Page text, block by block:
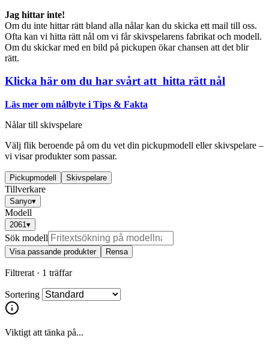
Jag hittar inte!
Om du inte hittar rätt bland alla nålar kan du skicka ett mail till oss.
Ofta kan vi hitta rätt nål om vi får skivspelarens fabrikat och modell.
Om du skickar med en bild på pickupen ökar chansen att det blir
rätt.
Klicka här om du har svårt att hitta rätt nål
Läs mer om nålbyte i Tips & Fakta
Nålar till skivspelare
Välj flik beroende på om du vet din pickupmodell eller skivspelare –
vi visar produkter som passar.
Pickupmodell Skivspelare
Tillverkare
Sanyo▾
Modell
2061▾
Sök modell
Visa passande produkter Rensa
Filtrerat · 1 träffar
Sortering
Viktigt att tänka på...